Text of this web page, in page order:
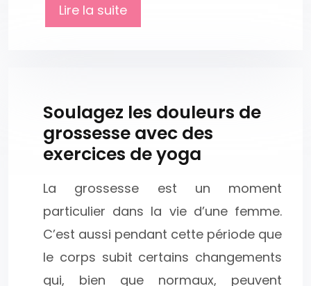
Lire la suite
Soulagez les douleurs de
grossesse avec des
exercices de yoga
La grossesse est un moment
particulier dans la vie d’une femme.
C’est aussi pendant cette période que
le corps subit certains changements
qui, bien que normaux, peuvent